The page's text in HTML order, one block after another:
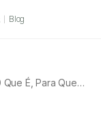
Blog
Que É, Para Que